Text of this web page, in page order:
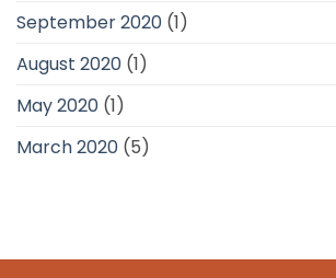
September 2020 (1)
August 2020 (1)
May 2020 (1)
March 2020 (5)